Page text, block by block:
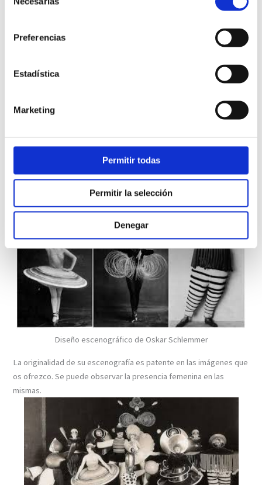
Preferencias
Estadística
Marketing
Permitir todas
Permitir la selección
Denegar
Otra fundamental característica fue su talentoso taller de teatro
de integración. La mujer en la Bauhaus especialmente en este
campo estuvo muy presente. Su fusión con las artes visuales y
escénicas, por tanto interdisciplinar, le convirtió en el teatro más
vanguardista de la época.
Diseño escenográfico de Oskar Schlemmer
La originalidad de su escenografía es patente en las imágenes que
os ofrezco. Se puede observar la presencia femenina en las
mismas.